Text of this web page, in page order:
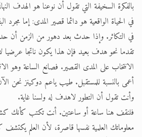
بالفكرة السخيفة التي تقول أن نوعنا هو الهدف
في الحياة الواقعية هو دائما قصير المدى: إما مجرد
في التكاثر. وإذا حدث بعد دهور من الزمن أن
تقدما نحو هدف بعيد فإن هذا يكون ناتجا عرضيا
الانتخاب على المدى القصير. فصانع الساعة وهو
وأنت تقول أن التطور لاهدف له ولسنا غاية.
فلنقف هنا ساعة أو ساعتين. أنت تكتب كأنك
معلوماتك العلمية نفسها قاصرة، لأن العلم